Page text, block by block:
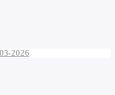
2026